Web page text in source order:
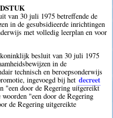
van 30 juli 1975 betreffende de
in de gesubsidieerde inrichtingen
met volledig leerplan en voor
besluit van 30 juli 1975
in de
technisch en beroepsonderwijs
ingevoegd bij het decreet
"een door de Regering uitgereikt
"een door de Regering
de Regering uitgereikte